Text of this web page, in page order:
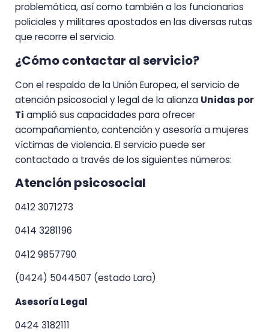
problemática, así como también a los funcionarios
policiales y militares apostados en las diversas rutas
que recorre el servicio.
¿Cómo contactar al servicio?
Con el respaldo de la Unión Europea, el servicio de
atención psicosocial y legal de la alianza Unidas por
Ti amplió sus capacidades para ofrecer
acompañamiento, contención y asesoría a mujeres
víctimas de violencia. El servicio puede ser
contactado a través de los siguientes números:
Atención psicosocial
0412 3071273
0414 3281196
0412 9857790
(0424) 5044507 (estado Lara)
Asesoría Legal
0424 3182111